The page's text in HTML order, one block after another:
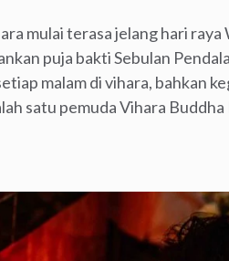
mulai terasa jelang hari
puja bakti Sebulan
malam di vihara, bahkan
satu pemuda Vihara